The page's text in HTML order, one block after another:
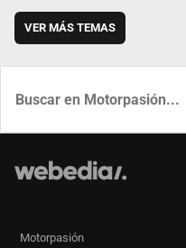
VER MÁS TEMAS
Motorpasión